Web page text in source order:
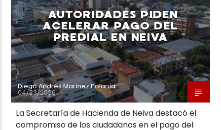
AUTORIDADES PIDEN
ACELERAR PAGO DEL
PREDIAL EN NEIVA
Diego Andrés Marínez Polanía
04/23/2026
La Secretaría de Hacienda de Neiva destacó el
compromiso de los ciudadanos en el pago del